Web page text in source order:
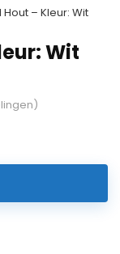
– Kleur: Wit
Wit